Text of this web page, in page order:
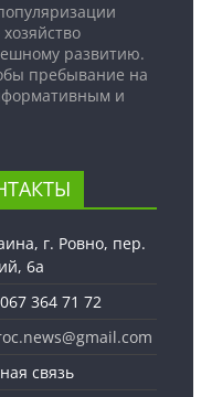
развитию.
пребывание на
и
г. Ровно, пер.
6а
364 71 72
связь